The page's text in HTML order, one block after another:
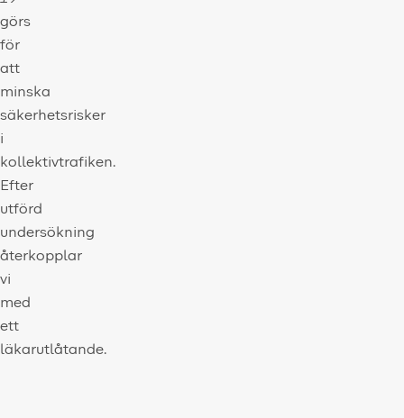
görs
för
att
minska
säkerhetsrisker
i
kollektivtrafiken.
Efter
utförd
undersökning
återkopplar
vi
med
ett
läkarutlåtande.